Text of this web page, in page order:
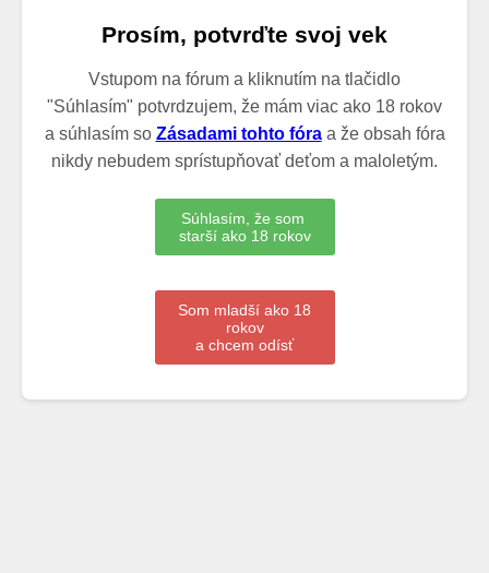
Prosím, potvrďte svoj vek
Vstupom na fórum a kliknutím na tlačidlo
"Súhlasím" potvrdzujem, že mám viac ako 18 rokov
a súhlasím so Zásadami tohto fóraa že obsah fóra
nikdy nebudem sprístupňovať deťom a maloletým.
Súhlasím, že som
starší ako 18 rokov
Som mladší ako 18
rokov
a chcem odísť